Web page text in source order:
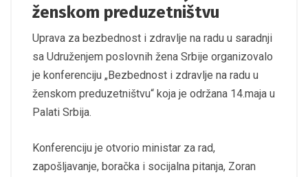
ženskom preduzetništvu
Uprava za bezbednost i zdravlje na radu u saradnji
sa Udruženjem poslovnih žena Srbije organizovalo
je konferenciju „Bezbednost i zdravlje na radu u
ženskom preduzetništvu“ koja je održana 14.maja u
Palati Srbija.
Konferenciju je otvorio ministar za rad,
zapošljavanje, boračka i socijalna pitanja, Zoran